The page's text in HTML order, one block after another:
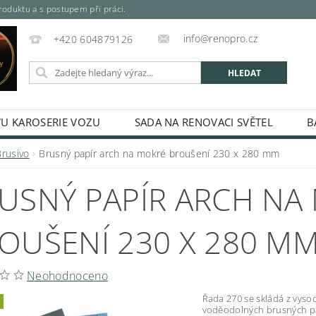
a s postupem při práci.
+420 604879126 info@renopro.cz
KAROSERIE VOZU SADA NA RENOVACI SVĚTEL
PLECHOVKY, KARTUŠE)
MÍCHANÉ PRŮMYSLOVÉ A
ODMAŠŤOVAČE A KONZERVACE TMELY A
- BARVA NA REZ
LEPIDLA MASKOVÁNÍ A BALENÍ
KONTAKTY
Brusný papír arch na mokré broušení 230 x 280 mm
PAPÍR ARCH NA
230 X 280 MM
Neohodnoceno
Řada 270 se skládá z
voděodolných brusných